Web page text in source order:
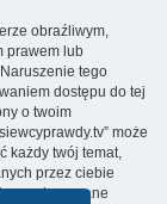
obraźliwym,
prawem lub
tego
dostępu do tej
o twoim
może
każdy twój temat,
przez ciebie
przekazywane